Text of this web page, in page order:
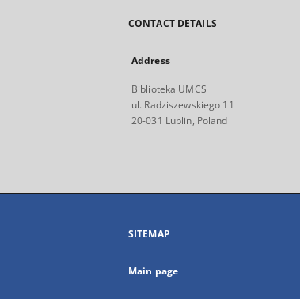
CONTACT DETAILS
Address
Biblioteka UMCS
ul. Radziszewskiego 11
20-031 Lublin, Poland
SITEMAP
Main page